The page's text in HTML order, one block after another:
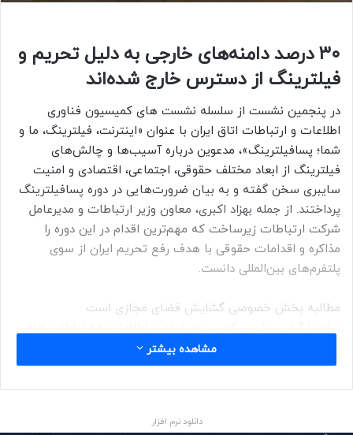
۳۰ درصد دامنه‌های خارجی به دلیل تحریم و
فیلترینگ از دسترس خارج‌ شده‌اند
در پنجمین نشست از سلسله نشست های کمیسیون فناوری
اطلاعات و ارتباطات اتاق ایران با عنوان «اینترنت، فیلترینگ، ما و
شما؛ پسافیلترینگ»، مدعوین درباره آسیب‌ها و چالش‌های
فیلترینگ از ابعاد مختلف حقوقی، اجتماعی، اقتصادی و امنیت
سایبری سخن گفته و به بیان ضرورت‌هایی در دوره پسافیلترینگ
پرداختند. از جمله بهزاد اکبری، معاون وزیر ارتباطات و مدیرعامل
شرکت ارتباطات زیرساخت که مهم‌ترین اقدام در این دوره را
مذاکره و اقدامات حقوقی با هدف رفع تحریم ایران از سوی
پلتفرم‌های بین‌المللی دانست.
مطالبه بخش خصوصی گشایش فضای مجازی است
ایران، با تاکید بر اینکه مطالبه بخش خصوصی رفع فیلترینگ و
گشایش فضای مجازی است. گفت: به نظر می‌رسد، دولت به دنبال
تغییر مدل فعلی در فضای مجازی است اما باید چارچوب‌ها
مشاهده بیشتر
دانلود نرم افزار